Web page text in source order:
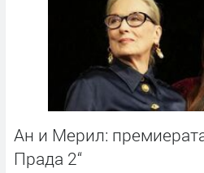
Ан и Мерил:
Прада 2“